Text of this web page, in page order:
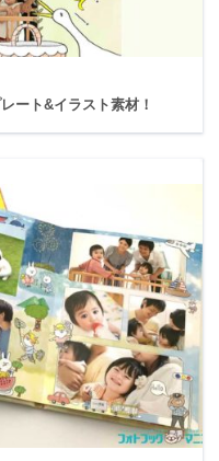
ート&イラスト素材！